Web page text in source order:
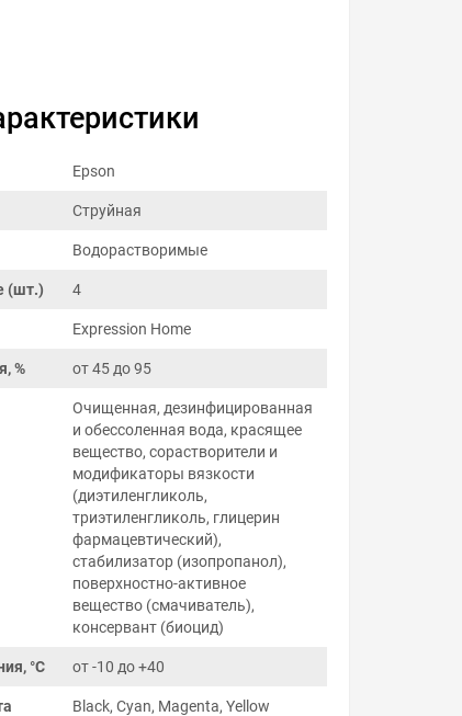
Epson
Струйная
Водорастворимые
(шт.) 4
Expression Home
% от 45 до 95
Очищенная, дезинфицированная
и обессоленная вода, красящее
вещество, сорастворители и
модификаторы вязкости
(диэтиленгликоль,
триэтиленгликоль, глицерин
фармацевтический),
стабилизатор (изопропанол),
поверхностно-активное
вещество (смачиватель),
консервант (биоцид)
°C от -10 до +40
Black, Cyan, Magenta, Yellow